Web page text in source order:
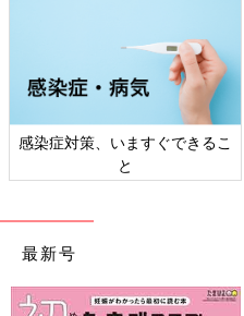
感染症対策、いますぐできるこ
と
最新号